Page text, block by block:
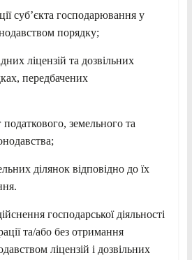
суб’єкта господарювання у
порядку;
ліцензій та дозвільних
передбачених
земельного та
ділянок відповідно до їх
господарської діяльності
та/або без отримання
ліцензій і дозвільних